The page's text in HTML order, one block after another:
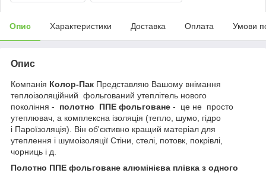
Опис Характеристики Доставка Оплата Умови
Опис
Компанія Колор-Пак Представляю Вашому внімання
теплоізоляційний фольгований утеплітель нового
покоління - полотно ППЕ фольговане - це не просто
утеплювач, а комплексна ізоляція (тепло, шумо, гідро
і Пароїзоляція). Він об'єктивно кращий матеріал для
утеплення і шумоізоляції Стіни, стелі, потовк, покрівлі,
чорниць і д.
Полотно ППЕ фольговане алюмінієва плівка з одного